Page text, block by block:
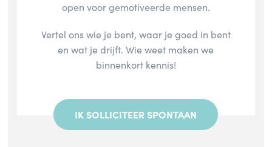
open voor gemotiveerde mensen.
Vertel ons wie je bent, waar je goed in bent
en wat je drijft. Wie weet maken we
binnenkort kennis!
IK SOLLICITEER SPONTAAN